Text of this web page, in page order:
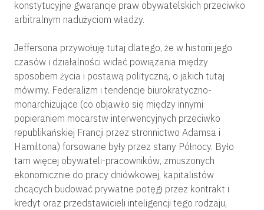
konstytucyjne gwarancje praw obywatelskich przeciwko
arbitralnym nadużyciom władzy.
Jeffersona przywołuję tutaj dlatego, że w historii jego
czasów i działalności widać powiązania między
sposobem życia i postawą polityczną, o jakich tutaj
mówimy. Federalizm i tendencje biurokratyczno-
monarchizujące (co objawiło się między innymi
popieraniem mocarstw interwencyjnych przeciwko
republikańskiej Francji przez stronnictwo Adamsa i
Hamiltona) forsowane były przez stany Północy. Było
tam więcej obywateli-pracowników, zmuszonych
ekonomicznie do pracy dniówkowej, kapitalistów
chcących budować prywatne potęgi przez kontrakt i
kredyt oraz przedstawicieli inteligencji tego rodzaju,